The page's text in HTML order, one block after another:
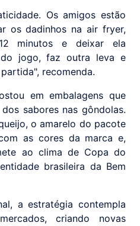
Os amigos estão
os dadinhos na air fryer,
minutos e deixar ela
jogo, faz outra leva e
recomenda.
em embalagens que
sabores nas gôndolas.
o amarelo do pacote
as cores da marca e,
ao clima de Copa do
brasileira da Bem
a estratégia contempla
criando novas